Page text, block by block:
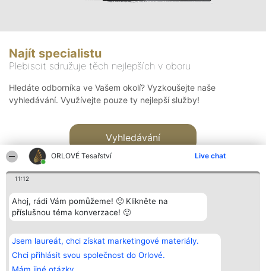
ORLOVÉ Tesařství Live chat
11:12
Ahoj, rádi Vám pomůžeme! 🙂 Klikněte na
příslušnou téma konverzace! 🙂
Jsem laureát, chci získat marketingové materiály.
Chci přihlásit svou společnost do Orlové.
Najít specialistu
Plebiscit sdružuje těch nejlepších v oboru
Hledáte odborníka ve Vašem okolí? Vyzkoušejte naše
vyhledávání. Využívejte pouze ty nejlepší služby!
Vyhledávání
Bright Side Solutions sp. z o.
o. sp. k.
ul. Ruska 22
Wrocław 50-079
KRS 0000749100 | Regon
Vítězové
Seznam všech
laureátů
Zásady
Kontakt